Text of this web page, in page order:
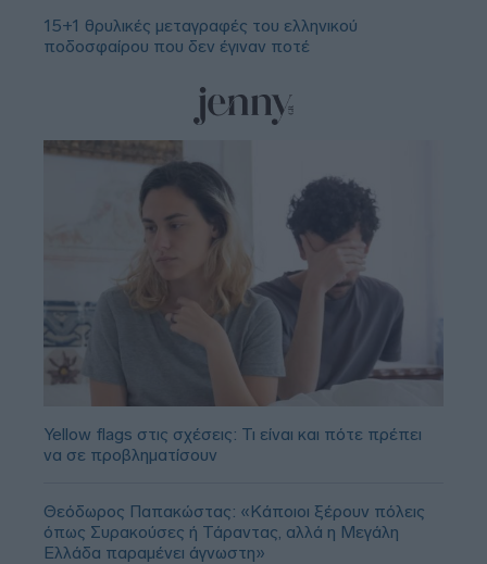
15+1 θρυλικές μεταγραφές του ελληνικού
ποδοσφαίρου που δεν έγιναν ποτέ
Yellow flags στις σχέσεις: Τι είναι και πότε πρέπει
να σε προβληματίσουν
Θεόδωρος Παπακώστας: «Κάποιοι ξέρουν πόλεις
όπως Συρακούσες ή Τάραντας, αλλά η Μεγάλη
Ελλάδα παραμένει άγνωστη»